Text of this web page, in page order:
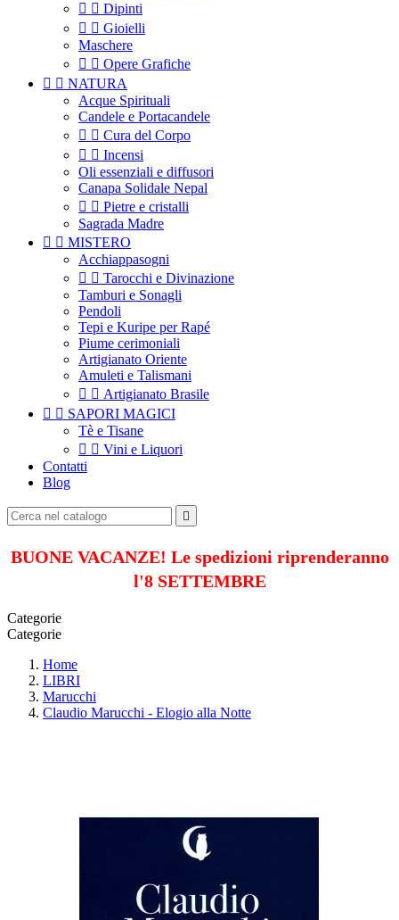
  Dipinti
  Gioielli
Maschere
  Opere Grafiche
  NATURA
Acque Spirituali
Candele e Portacandele
  Cura del Corpo
  Incensi
Oli essenziali e diffusori
Canapa Solidale Nepal
  Pietre e cristalli
Sagrada Madre
  MISTERO
Acchiappasogni
  Tarocchi e Divinazione
Tamburi e Sonagli
Pendoli
Tepi e Kuripe per Rapé
Piume cerimoniali
Artigianato Oriente
Amuleti e Talismani
  Artigianato Brasile
  SAPORI MAGICI
Tè e Tisane
  Vini e Liquori
Contatti
Blog

BUONE VACANZE! Le spedizioni riprenderanno
l'8 SETTEMBRE
Categorie
Categorie
Home
LIBRI
Marucchi
Claudio Marucchi - Elogio alla Notte